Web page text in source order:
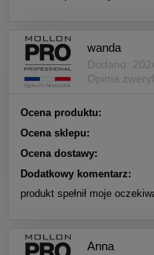
wanda
Dodano:
Opinia
Ocena produktu:
Ocena sklepu:
Ocena dostawy:
Dodatkowy komentarz:
produkt spełnił moje
Anna